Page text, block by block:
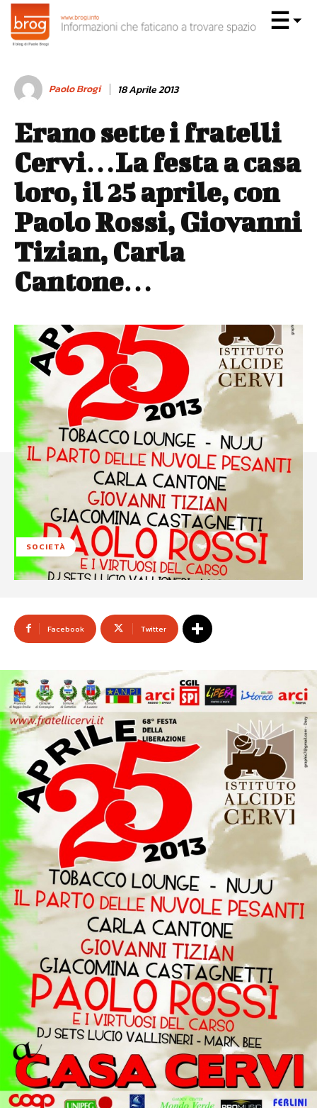
Paolo Brogi 18 Aprile 2013
Erano sette i fratelli
Cervi…La festa a casa
loro, il 25 aprile, con
Paolo Rossi, Giovanni
Tizian, Carla
Cantone…
SOCIETÀ
Facebook Twitter